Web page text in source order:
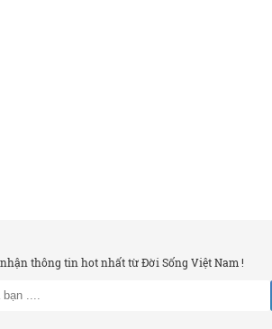
thông tin hot nhất từ Đời Sống Việt Nam !